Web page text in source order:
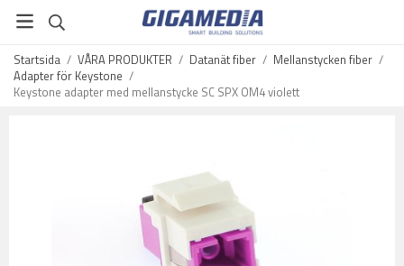
Startsida / VÅRA PRODUKTER / Datanät fiber / Mellanstycken fiber /
Adapter för Keystone /
Keystone adapter med mellanstycke SC SPX OM4 violett